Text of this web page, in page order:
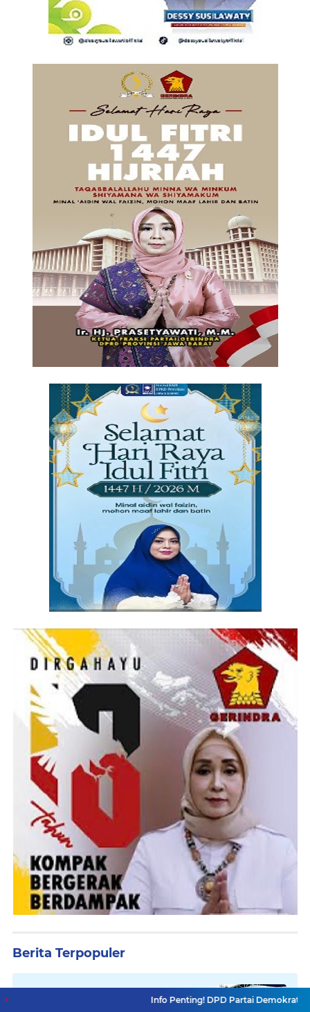
Berita Terpopuler
Legislator Toto Suharto Gelar
Kegiatan Dewan Menyapa
Info Penting! DPD Partai Demokrat Provinsi Jawa